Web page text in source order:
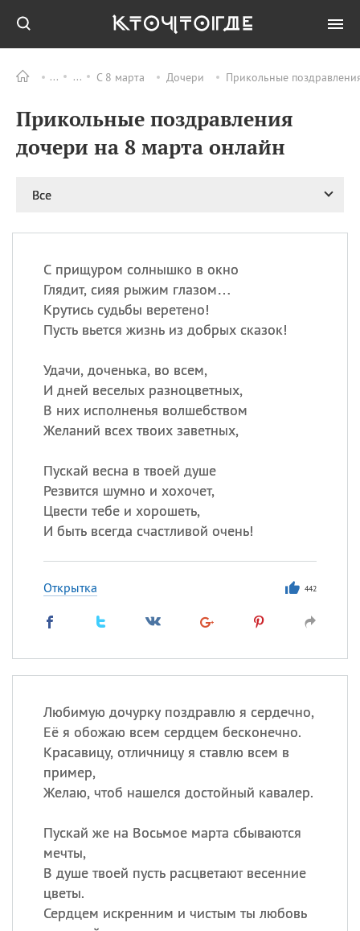
С 8 марта Дочери Прикольные
Прикольные поздравления
дочери на 8 марта онлайн
Все
С прищуром солнышко в окно
Глядит, сияя рыжим глазом…
Крутись судьбы веретено!
Пусть вьется жизнь из добрых сказок!
Удачи, доченька, во всем,
И дней веселых разноцветных,
В них исполненья волшебством
Желаний всех твоих заветных,
Пускай весна в твоей душе
Резвится шумно и хохочет,
Цвести тебе и хорошеть,
И быть всегда счастливой очень!
Открытка 442
Любимую дочурку поздравлю я сердечно,
Её я обожаю всем сердцем бесконечно.
Красавицу, отличницу я ставлю всем в
пример,
Желаю, чтоб нашелся достойный кавалер.
Пускай же на Восьмое марта сбываются
мечты,
В душе твоей пусть расцветают весенние
цветы.
Сердцем искренним и чистым ты любовь
ПРАЗДНИКИ Все
08.08 День «Счастье
случается» (Happiness
Happens Day)
великомученика
покровителя всех
врачей и целителя
больных
09.08 День книголюбов (Book
Lovers Day)
ИМЕНА
Александр
Анна
Посмотреть значениеи